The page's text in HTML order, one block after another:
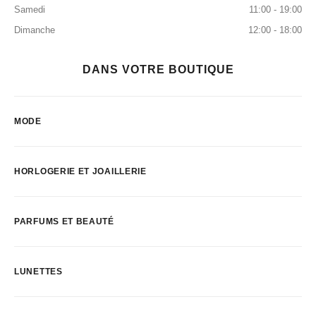
Samedi
11:00 - 19:00
Dimanche
12:00 - 18:00
DANS VOTRE BOUTIQUE
MODE
HORLOGERIE ET JOAILLERIE
PARFUMS ET BEAUTÉ
LUNETTES